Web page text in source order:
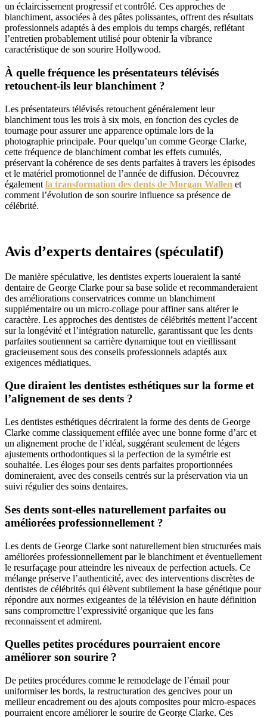
un éclaircissement progressif et contrôlé. Ces approches de
blanchiment, associées à des pâtes polissantes, offrent des résultats
professionnels adaptés à des emplois du temps chargés, reflétant
l’entretien probablement utilisé pour obtenir la vibrance
caractéristique de son sourire Hollywood.
À quelle fréquence les présentateurs télévisés
retouchent-ils leur blanchiment ?
Les présentateurs télévisés retouchent généralement leur
blanchiment tous les trois à six mois, en fonction des cycles de
tournage pour assurer une apparence optimale lors de la
photographie principale. Pour quelqu’un comme George Clarke,
cette fréquence de blanchiment combat les effets cumulés,
préservant la cohérence de ses dents parfaites à travers les épisodes
et le matériel promotionnel de l’année de diffusion. Découvrez
également la transformation des dents de Morgan Wallen et
comment l’évolution de son sourire influence sa présence de
célébrité.
Avis d’experts dentaires (spéculatif)
De manière spéculative, les dentistes experts loueraient la santé
dentaire de George Clarke pour sa base solide et recommanderaient
des améliorations conservatrices comme un blanchiment
supplémentaire ou un micro-collage pour affiner sans altérer le
caractère. Les approches des dentistes de célébrités mettent l’accent
sur la longévité et l’intégration naturelle, garantissant que les dents
parfaites soutiennent sa carrière dynamique tout en vieillissant
gracieusement sous des conseils professionnels adaptés aux
exigences médiatiques.
Que diraient les dentistes esthétiques sur la forme et
l’alignement de ses dents ?
Les dentistes esthétiques décriraient la forme des dents de George
Clarke comme classiquement effilée avec une bonne forme d’arc et
un alignement proche de l’idéal, suggérant seulement de légers
ajustements orthodontiques si la perfection de la symétrie est
souhaitée. Les éloges pour ses dents parfaites proportionnées
domineraient, avec des conseils centrés sur la préservation via un
suivi régulier des soins dentaires.
Ses dents sont-elles naturellement parfaites ou
améliorées professionnellement ?
Les dents de George Clarke sont naturellement bien structurées mais
améliorées professionnellement par le blanchiment et éventuellement
le resurfaçage pour atteindre les niveaux de perfection actuels. Ce
mélange préserve l’authenticité, avec des interventions discrètes de
dentistes de célébrités qui élèvent subtilement la base génétique pour
répondre aux normes exigeantes de la télévision en haute définition
sans compromettre l’expressivité organique que les fans
reconnaissent et admirent.
Quelles petites procédures pourraient encore
améliorer son sourire ?
De petites procédures comme le remodelage de l’émail pour
uniformiser les bords, la restructuration des gencives pour un
meilleur encadrement ou des ajouts composites pour micro-espaces
pourraient encore améliorer le sourire de George Clarke. Ces